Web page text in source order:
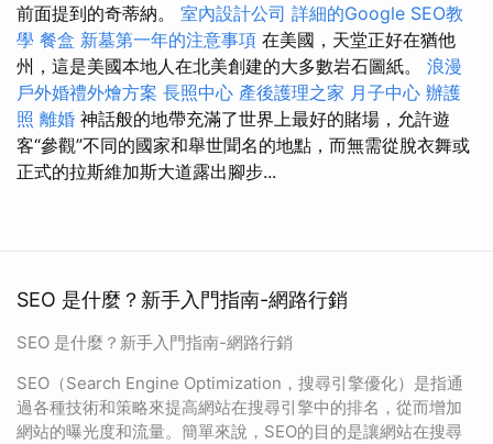
前面提到的奇蒂納。 室內設計公司 詳細的Google SEO教
學 餐盒 新墓第一年的注意事項 在美國，天堂正好在猶他
州，這是美國本地人在北美創建的大多數岩石圖紙。 浪漫
戶外婚禮外燴方案 長照中心 產後護理之家 月子中心 辦護
照 離婚 神話般的地帶充滿了世界上最好的賭場，允許遊
客“參觀”不同的國家和舉世聞名的地點，而無需從脫衣舞或
正式的拉斯維加斯大道露出腳步...
SEO 是什麼？新手入門指南-網路行銷
SEO 是什麼？新手入門指南-網路行銷
SEO（Search Engine Optimization，搜尋引擎優化）是指通
過各種技術和策略來提高網站在搜尋引擎中的排名，從而增加
網站的曝光度和流量。簡單來說，SEO的目的是讓網站在搜尋